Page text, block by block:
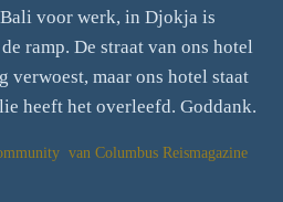
voor werk, in Djokja is
ramp. De straat van ons hotel
maar ons hotel staat
heeft het overleefd. Goddank.
van Columbus Reismagazine